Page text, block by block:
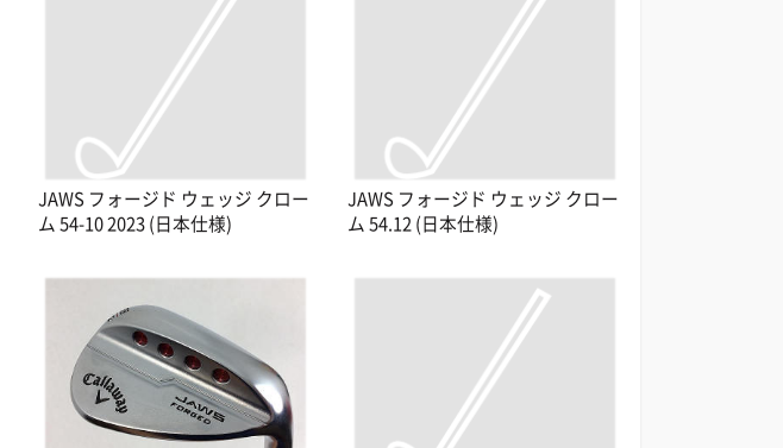
JAWS フォージド ウェッジ クロー
ム 54-10 2023 (日本仕様)
JAWS フォージド ウェッジ クロー
ム 54.12 (日本仕様)